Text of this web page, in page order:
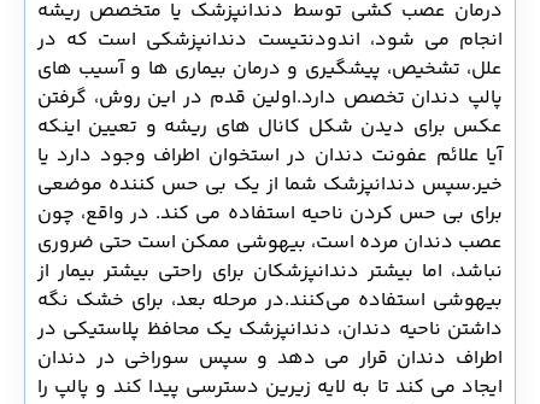
درمان عصب کشی توسط دندانپزشک یا متخصص ریشه
انجام می شود، اندودنتیست دندانپزشکی است که در
علل، تشخیص، پیشگیری و درمان بیماری ها و آسیب های
پالپ دندان تخصص دارد.اولین قدم در این روش، گرفتن
عکس برای دیدن شکل کانال های ریشه و تعیین اینکه
آیا علائم عفونت دندان در استخوان اطراف وجود دارد یا
خیر.سپس دندانپزشک شما از یک بی حس کننده موضعی
برای بی حس کردن ناحیه استفاده می کند. در واقع، چون
عصب دندان مرده است، بیهوشی ممکن است حتی ضروری
نباشد، اما بیشتر دندانپزشکان برای راحتی بیشتر بیمار از
بیهوشی استفاده می‌کنند.در مرحله بعد، برای خشک نگه
داشتن ناحیه دندان، دندانپزشک یک محافظ پلاستیکی در
اطراف دندان قرار می دهد و سپس سوراخی در دندان
ایجاد می کند تا به لایه زیرین دسترسی پیدا کند و پالپ را